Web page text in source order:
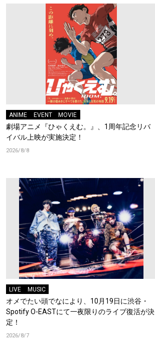
ANIME EVENT MOVIE
劇場アニメ『ひゃくえむ。』、1周年記念リバ
イバル上映が実施決定！
2026/8/8
LIVE MUSIC
オメでたい頭でなにより、10月19日に渋谷・
Spotify O-EASTにて一夜限りのライブ復活が決
定！
2026/8/7